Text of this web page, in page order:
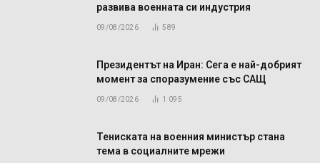
развива военната си индустрия
09/08/2026 589
Президентът на Иран: Сега е най-добрият
момент за споразумение със САЩ
09/08/2026 1 095
Тениската на военния министър стана
тема в социалните мрежи